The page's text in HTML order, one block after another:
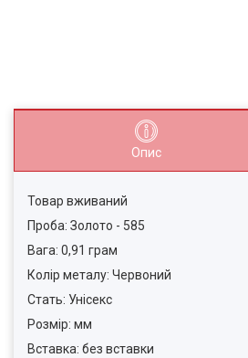
Опис
Товар вживаний
Проба: Золото - 585
Вага: 0,91 грам
Колір металу: Червоний
Стать: Унісекс
Розмір: мм
Вставка: без вставки